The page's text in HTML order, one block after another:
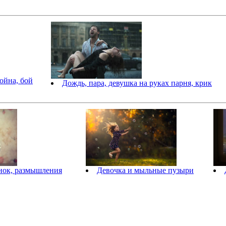
бой Дождь, пара, девушка на руках парня, крик
размышления Девочка и мыльные пузыри